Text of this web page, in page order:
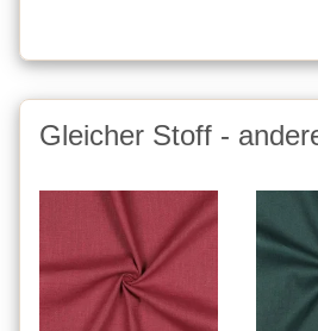
Gleicher Stoff -